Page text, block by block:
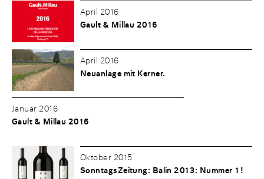
April 2016
Gault & Millau 2016
April 2016
Neuanlage mit Kerner.
Januar 2016
Gault & Millau 2016
Oktober 2015
SonntagsZeitung: Balin 2013: Nummer 1!